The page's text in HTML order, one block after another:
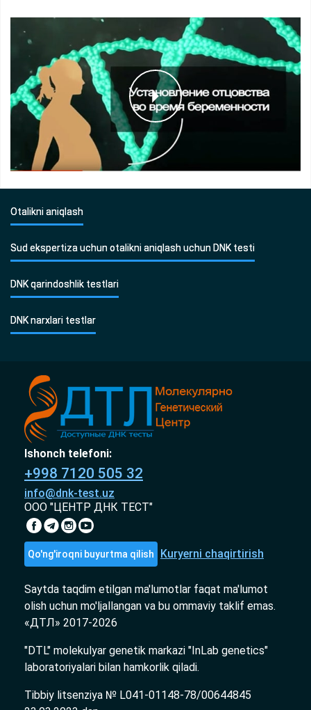
Otalikni aniqlash
Sud ekspertiza uchun otalikni aniqlash uchun DNK testi
DNK qarindoshlik testlari
DNK narxlari testlar
Ishonch telefoni:
+998 7120 505 32
info@dnk-test.uz
ООО "ЦЕНТР ДНК ТЕСТ"
Qo'ng'iroqni buyurtma qilish Kuryerni chaqirtirish
Saytda taqdim etilgan ma'lumotlar faqat ma'lumot
olish uchun mo'ljallangan va bu ommaviy taklif emas.
«ДТЛ» 2017-2026
"DTL" molekulyar genetik markazi "InLab genetics"
laboratoriyalari bilan hamkorlik qiladi.
Tibbiy litsenziya № L041-01148-78/00644845